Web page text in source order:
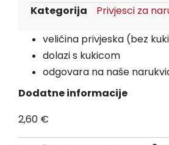
Kategorija Privjesci za
veličina privjeska (bez
dolazi s kukicom
odgovara na naše
Dodatne informacije
2,60 €